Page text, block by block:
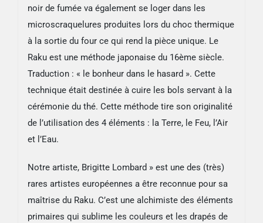
noir de fumée va également se loger dans les
microscraquelures produites lors du choc thermique
à la sortie du four ce qui rend la pièce unique. Le
Raku est une méthode japonaise du 16ème siècle.
Traduction : « le bonheur dans le hasard ». Cette
technique était destinée à cuire les bols servant à la
cérémonie du thé. Cette méthode tire son originalité
de l’utilisation des 4 éléments : la Terre, le Feu, l’Air
et l’Eau.
Notre artiste, Brigitte Lombard » est une des (très)
rares artistes européennes a être reconnue pour sa
maîtrise du Raku. C’est une alchimiste des éléments
primaires qui sublime les couleurs et les drapés de